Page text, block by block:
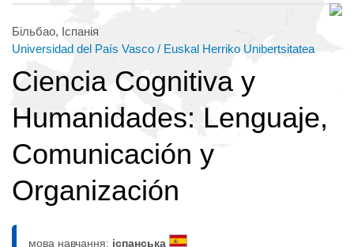
Більбао, Іспанія
Universidad del País Vasco / Euskal Herriko Unibertsitatea
Ciencia Cognitiva y
Humanidades: Lenguaje,
Comunicación y
Organización
мова навчання: іспанська